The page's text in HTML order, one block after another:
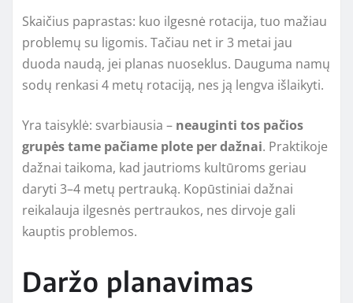
Skaičius paprastas: kuo ilgesnė rotacija, tuo mažiau
problemų su ligomis. Tačiau net ir 3 metai jau
duoda naudą, jei planas nuoseklus. Dauguma namų
sodų renkasi 4 metų rotaciją, nes ją lengva išlaikyti.
Yra taisyklė: svarbiausia – neauginti tos pačios
grupės tame pačiame plote per dažnai. Praktikoje
dažnai taikoma, kad jautrioms kultūroms geriau
daryti 3–4 metų pertrauką. Kopūstiniai dažnai
reikalauja ilgesnės pertraukos, nes dirvoje gali
kauptis problemos.
Daržo planavimas